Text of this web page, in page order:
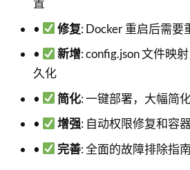
置
•
修复: Docker 重启后需要
•
新增: config.json 文件映
久化
•
简化: 一键部署，大幅简
•
增强: 自动权限修复和容
•
完善: 全面的故障排除指